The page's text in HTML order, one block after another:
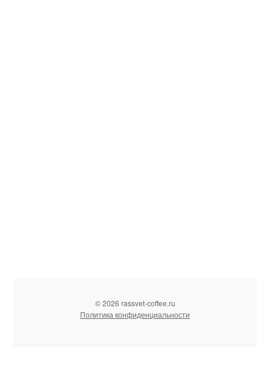
© 2026 rassvet-coffee.ru
Политика конфиденциальности